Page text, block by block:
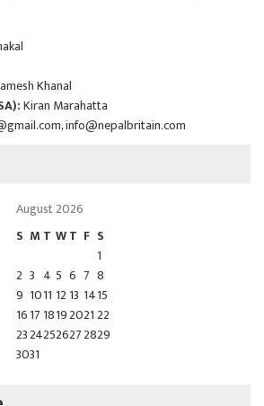
Khanal
Kiran Marahatta
,info@nepalbritain.com
August 2026
S M T WT F S
1
2 3 4 5 6 7 8
9 1011 12 13 1415
1617 1819202122
23242526272829
3031